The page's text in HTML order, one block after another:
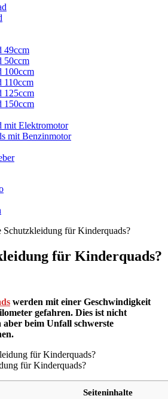
49ccm
50ccm
100ccm
110ccm
125ccm
150ccm
mit Elektromotor
mit Benzinmotor
Schutzkleidung für Kinderquads?
für Kinderquads?
werden mit einer Geschwindigkeit
gefahren. Dies ist nicht
aber beim Unfall schwerste
für Kinderquads?
Seiteninhalte